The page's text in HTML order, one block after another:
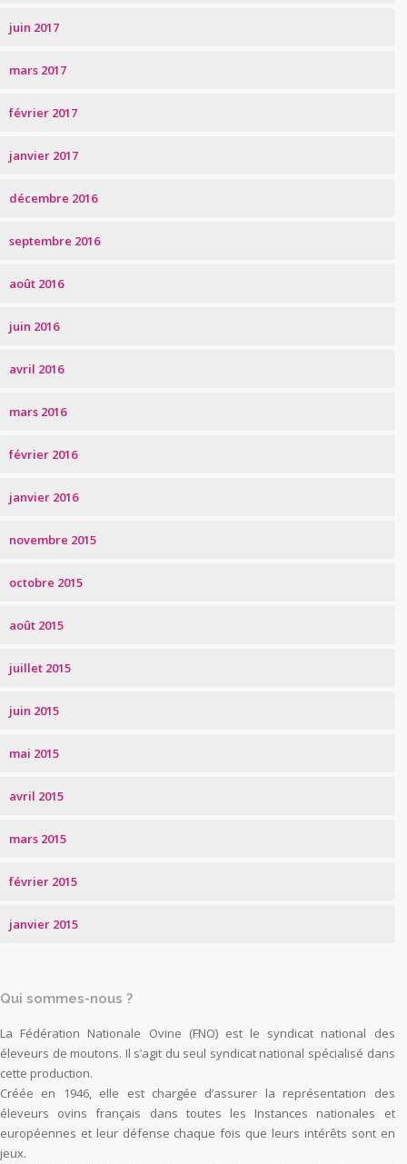
juin 2017
mars 2017
février 2017
janvier 2017
décembre 2016
septembre 2016
août 2016
juin 2016
avril 2016
mars 2016
février 2016
janvier 2016
novembre 2015
octobre 2015
août 2015
juillet 2015
juin 2015
mai 2015
avril 2015
mars 2015
février 2015
janvier 2015
Qui sommes-nous ?
La Fédération Nationale Ovine (FNO) est le syndicat national des
éleveurs de moutons. Il s’agit du seul syndicat national spécialisé dans
cette production.
Créée en 1946, elle est chargée d’assurer la représentation des
éleveurs ovins français dans toutes les Instances nationales et
européennes et leur défense chaque fois que leurs intérêts sont en
jeux.